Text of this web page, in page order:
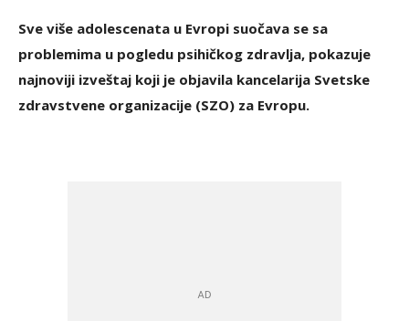
Sve više adolescenata u Evropi suočava se sa
problemima u pogledu psihičkog zdravlja, pokazuje
najnoviji izveštaj koji je objavila kancelarija Svetske
zdravstvene organizacije (SZO) za Evropu.